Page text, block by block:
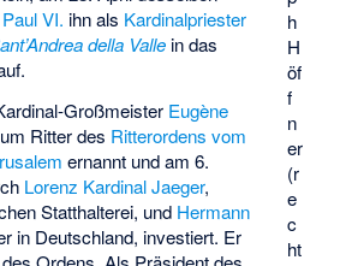
h
H
öf
f
n
er
(r
e
c
ht
Paul VI. ihn als Kardinalpriester
della Valle in das
Großmeister Eugène
Ritter des Ritterordens vom
ernannt und am 6.
Lorenz Kardinal Jaeger,
Statthalterei, und Hermann
in Deutschland, investiert. Er